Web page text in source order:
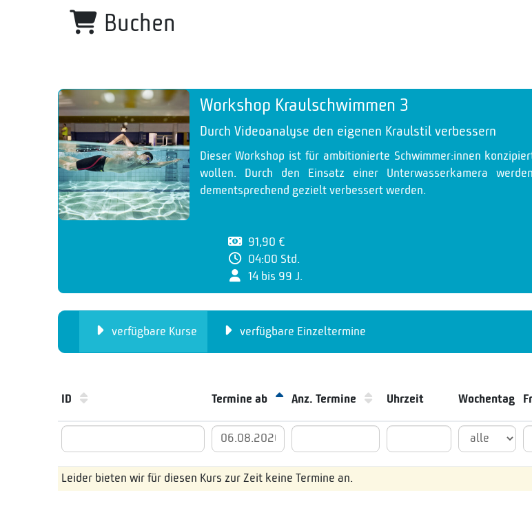
Buchen
Workshop Kraulschwimmen 3
Durch Videoanalyse den eigenen Kraulstil verbessern
Dieser Workshop ist für ambitionierte Schwimmer:innen
wollen. Durch den Einsatz einer Unterwasserkamera
dementsprechend gezielt verbessert werden.
91,90 €
04:00 Std.
14 bis 99 J.
verfügbare Kurse verfügbare Einzeltermine
ID Termine ab Anz. Termine Uhrzeit Wochentag
Leider bieten wir für diesen Kurs zur Zeit keine Termine an.